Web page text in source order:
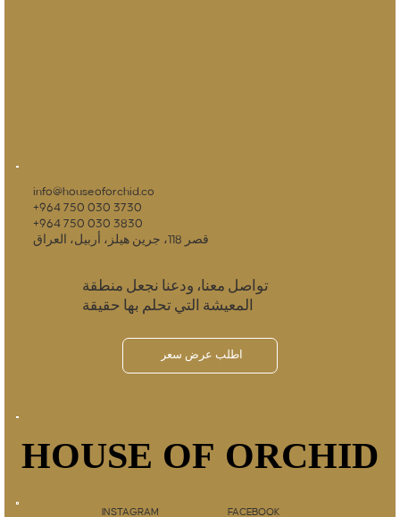
info@houseoforchid.co
+964 750 030 3730
+964 750 030 3830
قصر 118، جرين هيلز، أربيل، العراق
تواصل معنا، ودعنا نجعل منطقة
المعيشة التي تحلم بها حقيقة
اطلب عرض سعر
HOUSE OF ORCHID
HOUSE OF ORCHID
INSTAGRAM FACEBOOK